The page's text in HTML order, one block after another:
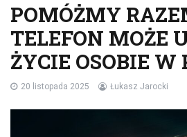
POMÓŻMY
TELEFON MOŻE
ŻYCIE OSOBIE W
20 listopada 2025 Łukasz Jarocki